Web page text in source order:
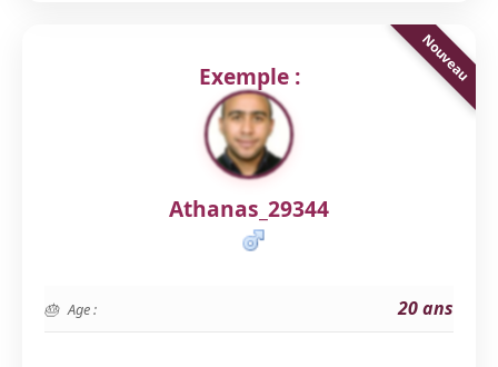
Exemple :
Athanas_29344
Age : 20 ans